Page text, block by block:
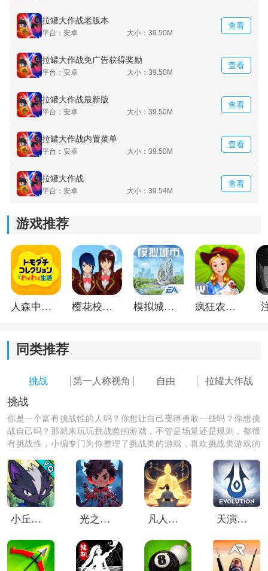
2.创建全新的角色融入到挑战中，几分钟就可以完成一
3.将多个武器都组合在一起，创建全新的武器类型，展现
玩家的创作实力。
《拉罐大作战免广告》游戏测评：
拉罐大作战免广告这款游戏可以带给玩家很好的体验
感，根据个人需求融入不同的战场，可以和其他的高手
拉罐大作战老版本
平台：安卓 大小：39.50M
查看
拉罐大作战免广告获得奖励
平台：安卓 大小：39.50M
查看
拉罐大作战最新版
平台：安卓 大小：39.50M
查看
拉罐大作战内置菜单
平台：安卓 大小：39.50M
查看
拉罐大作战
平台：安卓 大小：39.54M
查看
游戏推荐
人森中文版 樱花校园模拟器1.048.00中文版 模拟城市我是巿长联机版 疯狂农场3美国派19
同类推荐
挑战 第一人称视角 自由 拉罐大作战
挑战
你是一个富有挑战性的人吗？你想让自己变得勇敢一些吗？你想挑
战自己吗？那就来玩玩挑战类的游戏，不管是场景还是规则，都很
有挑战性，小编专门为你整理了挑战类的游戏，喜欢挑战类游戏的
小丘妖怪 光之守望华为服 凡人修仙传人界篇内部版 天演进化手游